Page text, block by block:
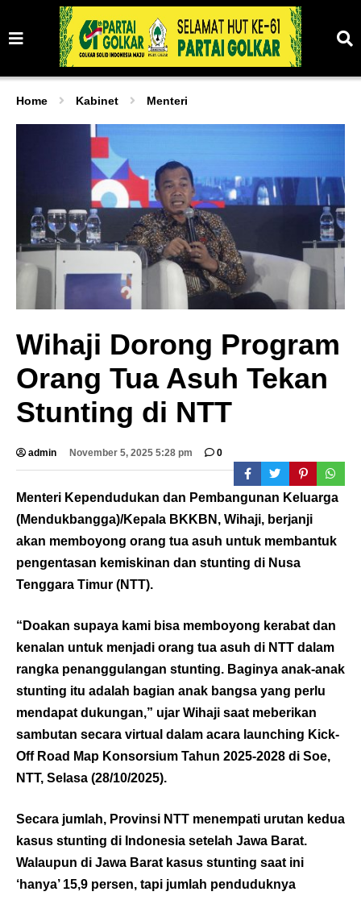
Home Kabinet Menteri
Wihaji Dorong Program
Orang Tua Asuh Tekan
Stunting di NTT
admin November 5, 2025 5:28 pm 0
Menteri Kependudukan dan Pembangunan Keluarga
(Mendukbangga)/Kepala BKKBN, Wihaji, berjanji
akan memboyong orang tua asuh untuk membantuk
pengentasan kemiskinan dan stunting di Nusa
Tenggara Timur (NTT).
“Doakan supaya kami bisa memboyong kerabat dan
kenalan untuk menjadi orang tua asuh di NTT dalam
rangka penanggulangan stunting. Baginya anak-anak
stunting itu adalah bagian anak bangsa yang perlu
mendapat dukungan,” ujar Wihaji saat meberikan
sambutan secara virtual dalam acara launching Kick-
Off Road Map Konsorsium Tahun 2025-2028 di Soe,
NTT, Selasa (28/10/2025).
Secara jumlah, Provinsi NTT menempati urutan kedua
kasus stunting di Indonesia setelah Jawa Barat.
Walaupun di Jawa Barat kasus stunting saat ini
‘hanya’ 15,9 persen, tapi jumlah penduduknya